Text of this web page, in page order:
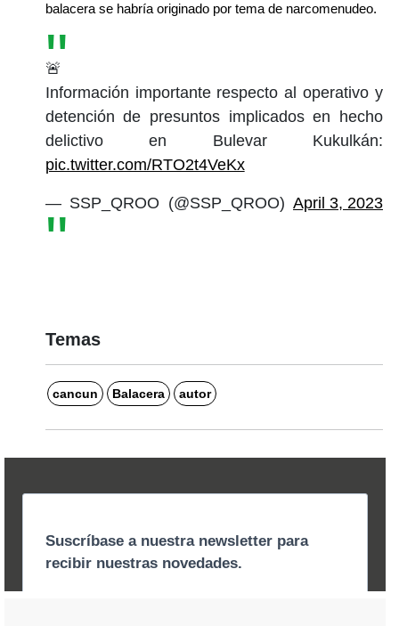
balacera se habría originado por tema de narcomenudeo.
🚨
Información importante respecto al operativo y
detención de presuntos implicados en hecho
delictivo en Bulevar Kukulkán:
pic.twitter.com/RTO2t4VeKx
— SSP_QROO (@SSP_QROO) April 3, 2023
Temas
cancun Balacera autor